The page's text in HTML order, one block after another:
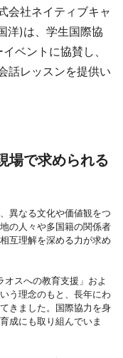
会社ネイティブキャ
洋)は、学生国際協
ベントに協賛し、
話レッスンを提供い
場で求められる
異なる文化や価値観をつ
の人々や多国籍の関係者
互理解を深める力が求め
オスへの教育支援」およ
う理念のもと、長年にわ
きました。国際協力を身
成にも取り組んでいま